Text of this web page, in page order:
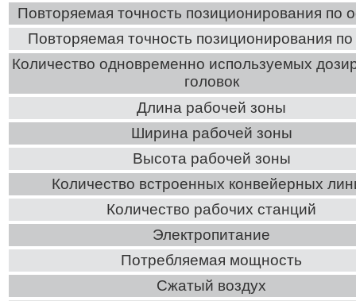
Повторяемая точность позиционирования по
Повторяемая точность позиционирования
Количество одновременно используемых
головок
Длина рабочей зоны
Ширина рабочей зоны
Высота рабочей зоны
Количество встроенных конвейерных
Количество рабочих станций
Электропитание
Потребляемая мощность
Сжатый воздух